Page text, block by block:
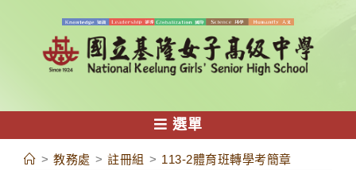
容
選單
> 教務處 > 註冊組 > 113-2體育班轉學考簡章